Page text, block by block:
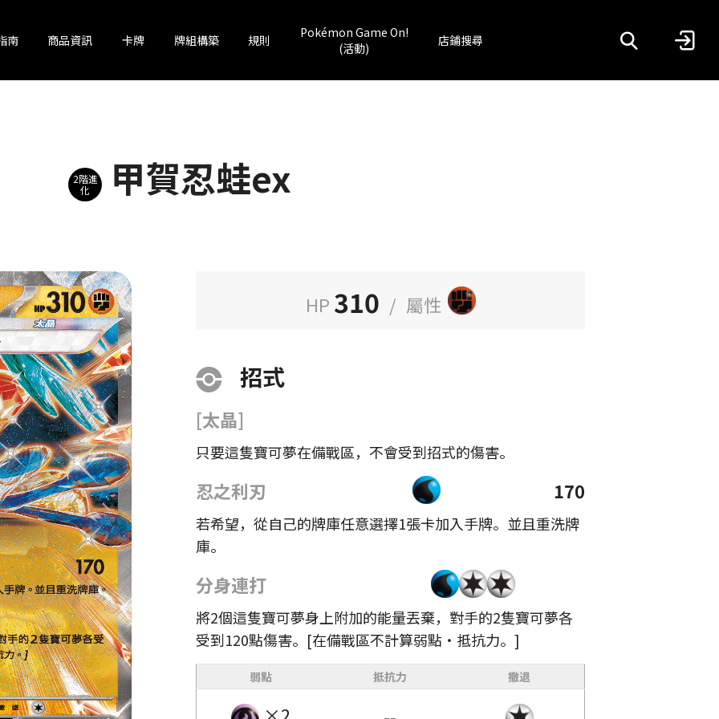
南 商品資訊 卡牌 牌組構築 規則
Pokémon Game On!
(活動)
店鋪搜尋
2階進
化
甲賀忍蛙ex
HP 310 / 屬性
招式
[太晶]
只要這隻寶可夢在備戰區，不會受到招式的傷害。
忍之利刃 170
若希望，從自己的牌庫任意選擇1張卡加入手牌。並且重洗牌
庫。
分身連打
將2個這隻寶可夢身上附加的能量丟棄，對手的2隻寶可夢各
受到120點傷害。[在備戰區不計算弱點・抵抗力。]
弱點 抵抗力 撤退